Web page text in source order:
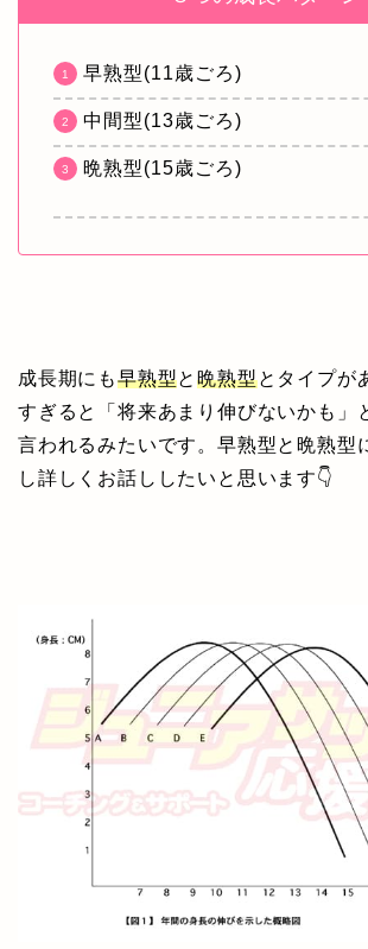
早熟型(11歳ごろ)
中間型(13歳ごろ)
晩熟型(15歳ごろ)
成長期にも早熟型と晩熟型とタイプが
すぎると「将来あまり伸びないかも」
言われるみたいです。早熟型と晩熟型
し詳しくお話ししたいと思います👇